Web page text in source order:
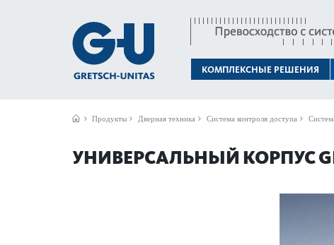
КОМПЛЕКСНЫЕ РЕШЕНИЯ
Продукты Дверная техника Система контроля доступа
УНИВЕРСАЛЬНЫЙ КОРПУС